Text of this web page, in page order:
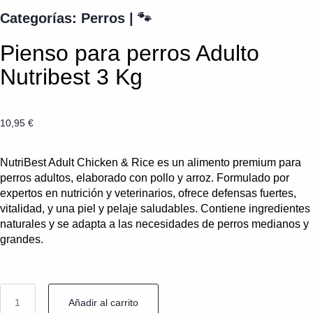
Categorías: Perros 🐾
Pienso para perros Adulto
Nutribest 3 Kg
10,95 €
NutriBest Adult Chicken & Rice es un alimento premium para
perros adultos, elaborado con pollo y arroz. Formulado por
expertos en nutrición y veterinarios, ofrece defensas fuertes,
vitalidad, y una piel y pelaje saludables. Contiene ingredientes
naturales y se adapta a las necesidades de perros medianos y
grandes.
Añadir al carrito